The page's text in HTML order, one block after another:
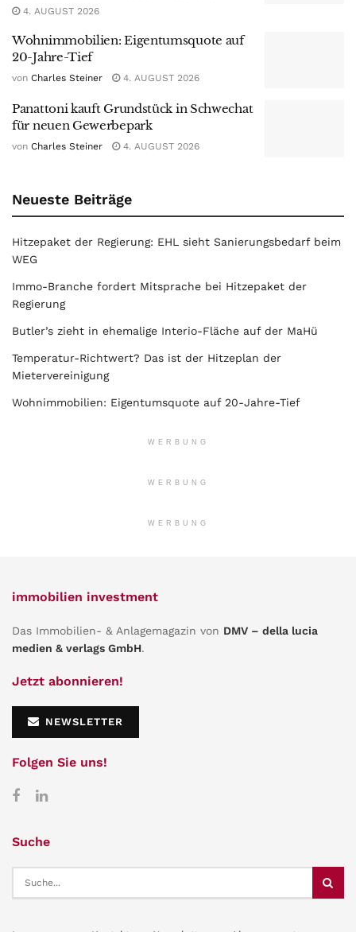
4. AUGUST 2026
Wohnimmobilien: Eigentumsquote auf
20-Jahre-Tief
von Charles Steiner 4. AUGUST 2026
Panattoni kauft Grundstück in Schwechat
für neuen Gewerbepark
von Charles Steiner 4. AUGUST 2026
Neueste Beiträge
Hitzepaket der Regierung: EHL sieht Sanierungsbedarf beim
WEG
Immo-Branche fordert Mitsprache bei Hitzepaket der
Regierung
Butler’s zieht in ehemalige Interio-Fläche auf der MaHü
Temperatur-Richtwert? Das ist der Hitzeplan der
Mietervereinigung
Wohnimmobilien: Eigentumsquote auf 20-Jahre-Tief
WERBUNG
WERBUNG
WERBUNG
immobilien investment
Das Immobilien- & Anlagemagazin von DMV – della lucia
medien & verlags GmbH.
Jetzt abonnieren!
NEWSLETTER
Folgen Sie uns!
Suche